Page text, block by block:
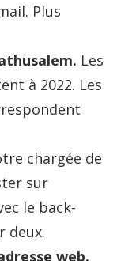
Plus
Les
à 2022. Les
chargée de
sur
le back-
deux.
web.